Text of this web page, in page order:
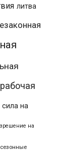
литва
сила на
на
сезонные